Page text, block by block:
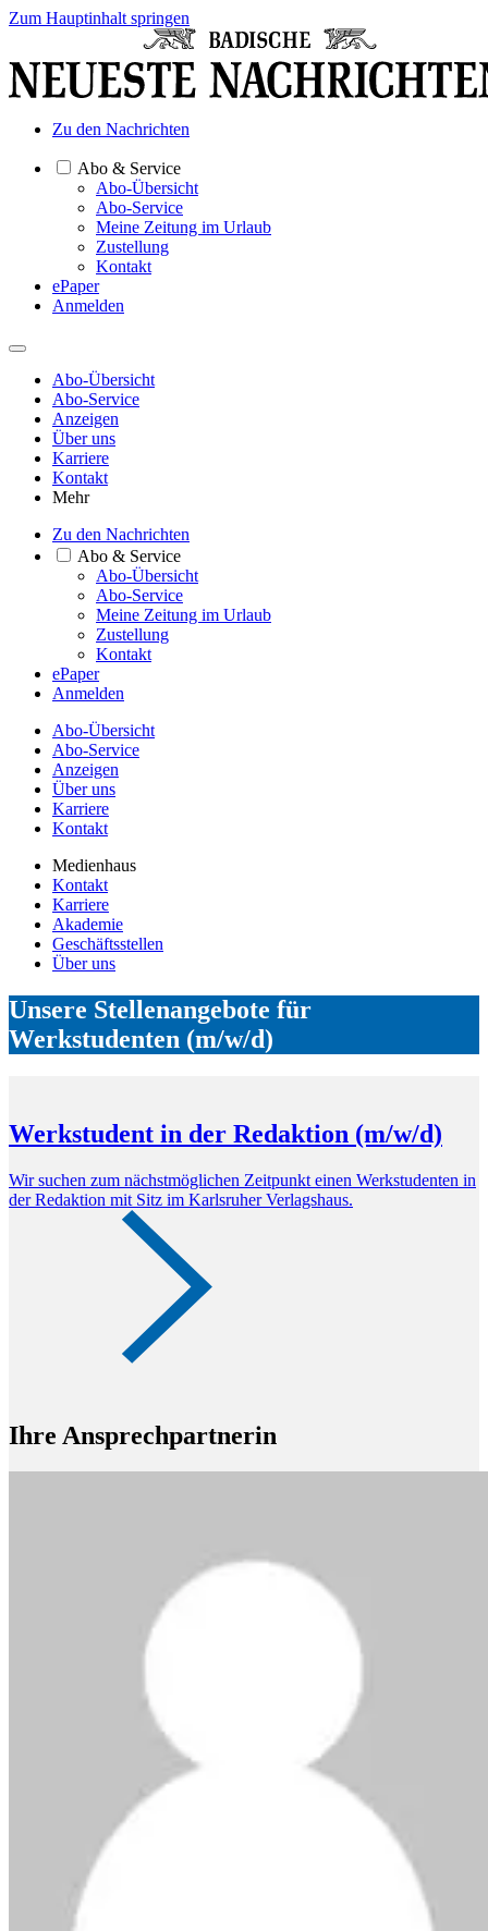
Zum Hauptinhalt springen
Zu den Nachrichten
Abo & Service
Abo-Übersicht
Abo-Service
Meine Zeitung im Urlaub
Zustellung
Kontakt
ePaper
Anmelden
Abo-Übersicht
Abo-Service
Anzeigen
Über uns
Karriere
Kontakt
Mehr
Zu den Nachrichten
Abo & Service
Abo-Übersicht
Abo-Service
Meine Zeitung im Urlaub
Zustellung
Kontakt
ePaper
Anmelden
Abo-Übersicht
Abo-Service
Anzeigen
Über uns
Karriere
Kontakt
Medienhaus
Kontakt
Karriere
Akademie
Geschäftsstellen
Über uns
Unsere Stellenangebote für
Werkstudenten (m/w/d)
Werkstudent in der Redaktion (m/w/d)
Wir suchen zum nächstmöglichen Zeitpunkt einen Werkstudenten in
der Redaktion mit Sitz im Karlsruher Verlagshaus.
Ihre Ansprechpartnerin